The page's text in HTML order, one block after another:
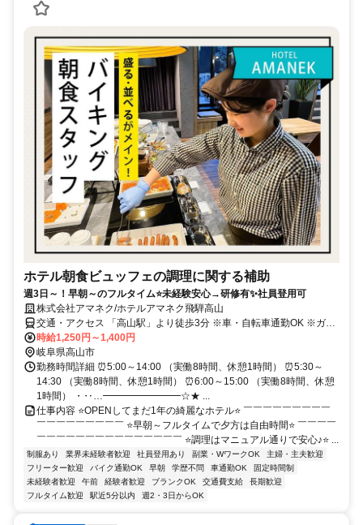
ホテル朝食ビュッフェの調理に関する補助
週3日～！早朝～のフルタイム⭐未経験安心→研修有✨社員登用可
株式会社アマネク/ホテルアマネク飛騨高山
交通・アクセス 「高山駅」より徒歩3分 ※車・自転車通勤OK ※ガソ
リン代一部支給 ※無料駐車場アリ
時給1,250円～1,400円
岐阜県高山市
勤務時間詳細 ⏰5:00～14:00 （実働8時間、休憩1時間） ⏰5:30～
14:30 （実働8時間、休憩1時間） ⏰6:00～15:00 （実働8時間、休憩
1時間） ・‥…━━━━━━━━☆★ ...
仕事内容 ⭐OPENしてまだ1年の綺麗なホテル⭐ ￣￣￣￣￣￣￣￣￣
￣￣￣￣￣￣￣￣￣ ⭐早朝～フルタイムで夕方は自由時間⭐ ￣￣￣￣
￣￣￣￣￣￣￣￣￣￣￣￣￣￣￣ ⭐調理はマニュアル通りで安心♪⭐ ...
制服あり 業界未経験者歓迎 社員登用あり 副業・WワークOK
主婦・主夫歓迎
フリーター歓迎
バイク通勤OK 早朝 学歴不問 車通勤OK
固定時間制
未経験者歓迎
午前 経験者歓迎 ブランクOK 交通費支給
長期歓迎
フルタイム歓迎
駅近5分以内 週2・3日からOK